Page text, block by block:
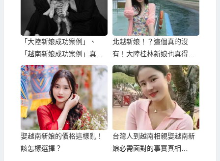
「大陸新娘成功案例」、
「越南新娘成功案例」真是
太神奇了！
北越新娘！？這個真的沒
有！大陸桂林新娘也真得很
少有！
娶越南新娘的價格這樣亂！
該怎樣選擇？
台灣人到越南相親娶越南新
娘必需面對的事實真相